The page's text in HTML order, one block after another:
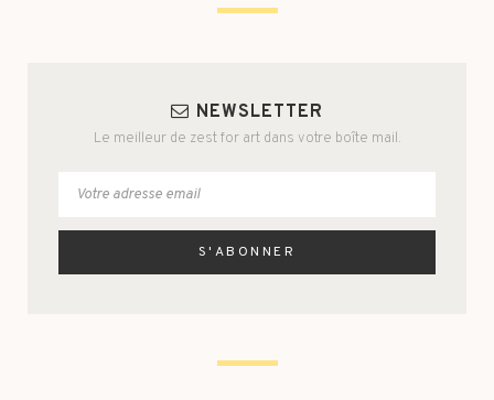
NEWSLETTER
Le meilleur de zest for art dans votre boîte mail.